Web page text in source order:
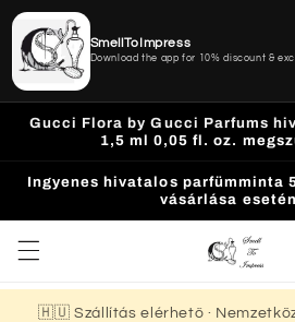
Ugrás a
tartalomhoz
Gucci Flora by Gucci Parfums
1,5 ml 0,05 fl. oz.
Ingyenes hivatalos parfümminta
vásárlása esetén
🇭🇺 Szállítás elérhető ·
SmellToImpress
Download the app for 10% discount &